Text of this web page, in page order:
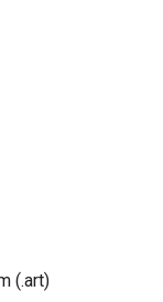
(.art)